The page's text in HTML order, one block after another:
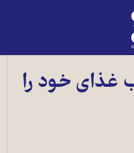
غذای خود را